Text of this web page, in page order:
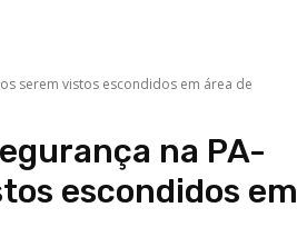
serem vistos escondidos em área de
na PA-
escondidos em